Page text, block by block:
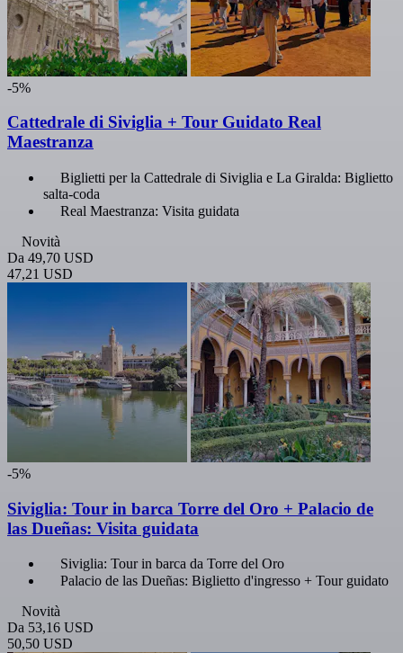
-5%
Cattedrale di Siviglia + Tour Guidato Real
Maestranza
Biglietti per la Cattedrale di Siviglia e La Giralda: Biglietto
salta-coda
Real Maestranza: Visita guidata
Novità
Da 49,70 USD
47,21 USD
-5%
Siviglia: Tour in barca Torre del Oro + Palacio de
las Dueñas: Visita guidata
Siviglia: Tour in barca da Torre del Oro
Palacio de las Dueñas: Biglietto d'ingresso + Tour guidato
Novità
Da 53,16 USD
50,50 USD